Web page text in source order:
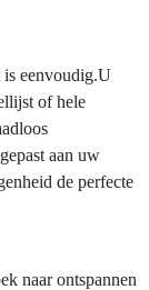
is eenvoudig.U
of hele
aan uw
de perfecte
naar ontspannen